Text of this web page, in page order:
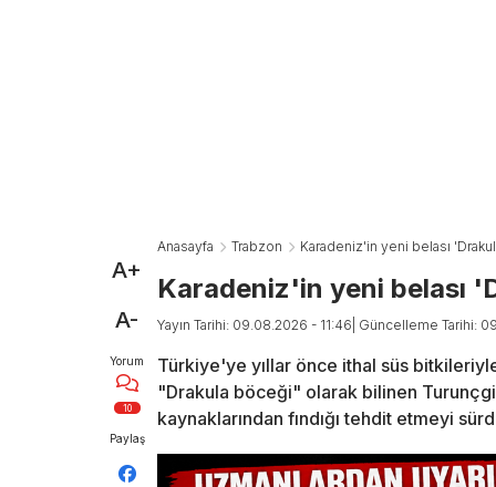
A+
A-
Yorum
10
Paylaş
Anasayfa Trabzon Karadeniz'in yeni belası
Karadeniz'in yeni belası
Yayın Tarihi: 09.08.2026 - 11:46 | Güncelleme Tarihi:
Türkiye'ye yıllar önce ithal süs
"Drakula böceği" olarak bilinen
kaynaklarından fındığı tehdit etmeyi